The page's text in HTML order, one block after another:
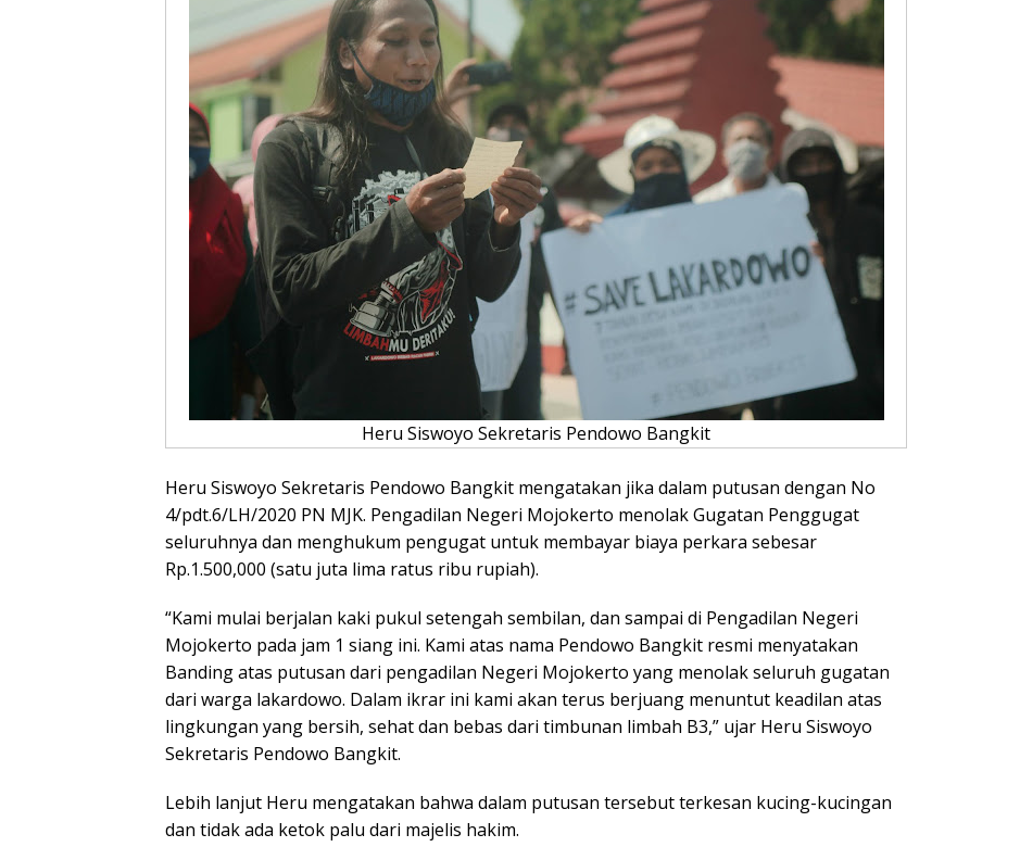
Heru Siswoyo Sekretaris Pendowo Bangkit
Heru Siswoyo Sekretaris Pendowo Bangkit mengatakan jika dalam putusan dengan No
4/pdt.6/LH/2020 PN MJK. Pengadilan Negeri Mojokerto menolak Gugatan Penggugat
seluruhnya dan menghukum pengugat untuk membayar biaya perkara sebesar
Rp.1.500,000 (satu juta lima ratus ribu rupiah).
“Kami mulai berjalan kaki pukul setengah sembilan, dan sampai di Pengadilan Negeri
Mojokerto pada jam 1 siang ini. Kami atas nama Pendowo Bangkit resmi menyatakan
Banding atas putusan dari pengadilan Negeri Mojokerto yang menolak seluruh gugatan
dari warga lakardowo. Dalam ikrar ini kami akan terus berjuang menuntut keadilan atas
lingkungan yang bersih, sehat dan bebas dari timbunan limbah B3,” ujar Heru Siswoyo
Sekretaris Pendowo Bangkit.
Lebih lanjut Heru mengatakan bahwa dalam putusan tersebut terkesan kucing-kucingan
dan tidak ada ketok palu dari majelis hakim.